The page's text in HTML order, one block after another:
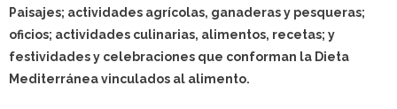
Paisajes; actividades agrícolas, ganaderas y pesqueras;
oficios; actividades culinarias, alimentos, recetas; y
festividades y celebraciones que conforman la Dieta
Mediterránea vinculados al alimento.